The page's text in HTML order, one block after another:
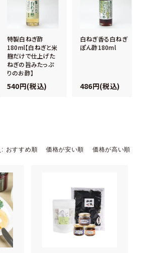
特製白ねぎ酢
180ml【白ねぎと米
麹だけで仕上げた
ねぎの旨みたっぷ
りのお酢】
540円(税込)
白ねぎ香る白ねぎ
ぽん酢180ml
486円(税込)
おすすめ順 価格が安い順 価格が高い順